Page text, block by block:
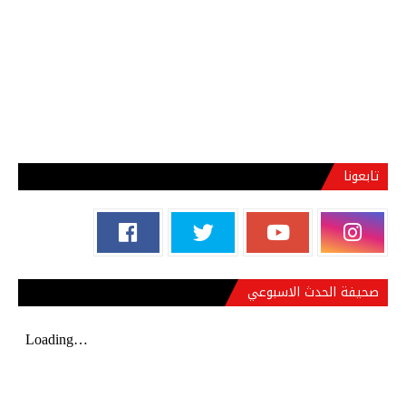
تابعونا
صحيفة الحدث الاسبوعي